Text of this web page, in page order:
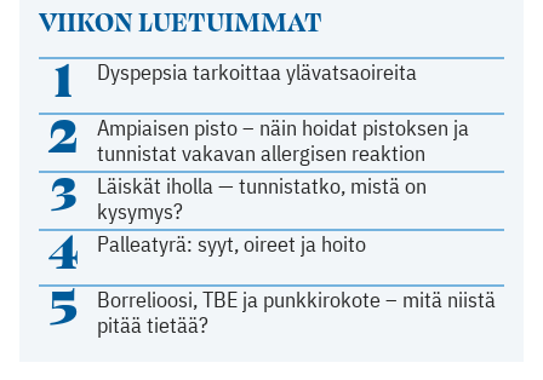
VIIKON LUETUIMMAT
1 Dyspepsia tarkoittaa ylävatsaoireita
2
Ampiaisen pisto – näin hoidat pistoksen ja
tunnistat vakavan allergisen reaktion
3
Läiskät iholla — tunnistatko, mistä on
kysymys?
4 Palleatyrä: syyt, oireet ja hoito
5
Borrelioosi, TBE ja punkkirokote – mitä niistä
pitää tietää?